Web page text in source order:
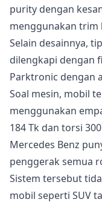
purity dengan
menggunakan trim
Selain desainnya,
dilengkapi dengan
Parktronic dengan
Soal mesin, mobil
menggunakan
184 Tk dan torsi
Mercedes Benz
penggerak semua
Sistem tersebut
mobil seperti SUV